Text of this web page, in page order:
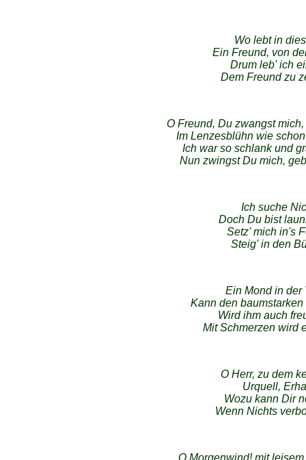
Wo lebt in
Ein Freund, von
Drum leb' ich
Dem Freund zu
O Freund, Du zwangst
Im Lenzesblühn wie
Ich war so schlank und
Nun zwingst Du mich,
Ich suche
Doch Du bist
Setz' mich in's
Steig' in den
Ein Mond in der
Kann den
Wird ihm auch
Mit Schmerzen wird
O Herr, zu dem
Urquell,
Wozu kann Dir
Wenn Nichts
O Morgenwind! mit